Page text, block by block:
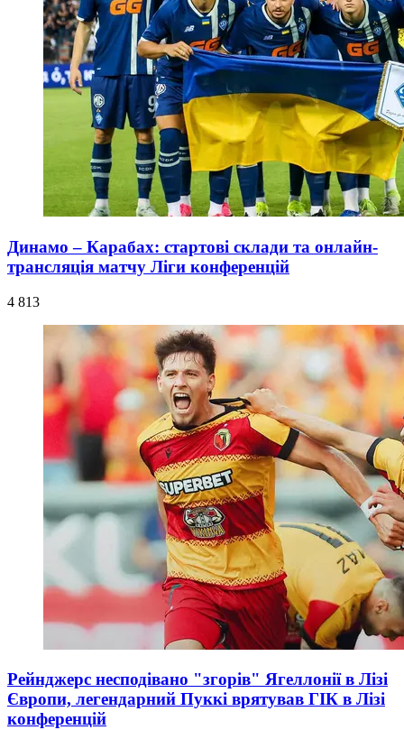
Динамо – Карабах: стартові склади та онлайн-
трансляція матчу Ліги конференцій
4 813
Рейнджерс несподівано "згорів" Ягеллонії в Лізі
Європи, легендарний Пуккі врятував ГІК в Лізі
конференцій